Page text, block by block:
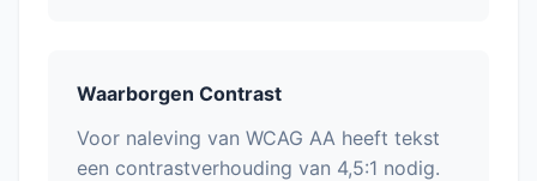
Waarborgen Contrast
Voor naleving van WCAG AA heeft tekst
een contrastverhouding van 4,5:1 nodig.